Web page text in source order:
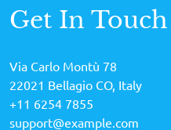
Get In Touch
Via Carlo Montù 78
22021 Bellagio CO, Italy
+11 6254 7855
support@example.com